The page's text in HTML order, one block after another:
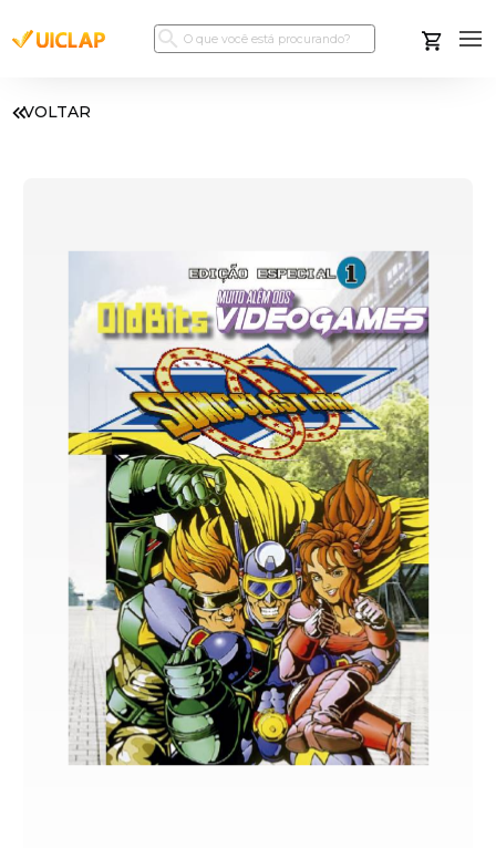
VOLTAR